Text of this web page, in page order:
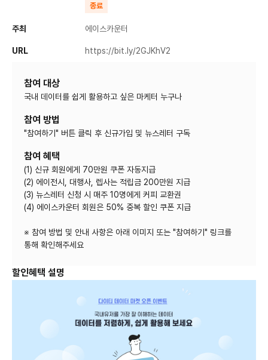
종료
주최 에이스카운터
URL https://bit.ly/2GJKhV2
참여 대상
국내 데이터를 쉽게 활용하고 싶은 마케터 누구나
참여 방법
"참여하기" 버튼 클릭 후 신규가입 및 뉴스레터 구독
참여 혜택
(1) 신규 회원에게 70만원 쿠폰 자동지급
(2) 에이전시, 대행사, 렙사는 적립금 200만원 지급
(3) 뉴스레터 신청 시 매주 10명에게 커피 교환권
(4) 에이스카운터 회원은 50% 중복 할인 쿠폰 지급
※ 참여 방법 및 안내 사항은 아래 이미지 또는 "참여하기" 링크를
통해 확인해주세요
할인혜택 설명